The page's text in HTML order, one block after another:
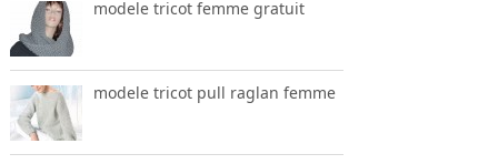
modele tricot femme gratuit
modele tricot pull raglan femme